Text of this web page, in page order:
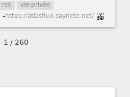
rss vie-privée
-https://atlasflux.saynete.net/
1 / 260